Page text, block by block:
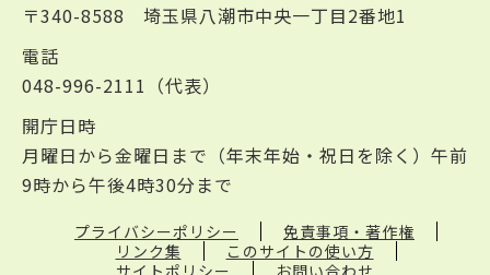
〒340-8588 埼玉県八潮市中央一丁目2番地1
電話
048-996-2111（代表）
開庁日時
月曜日から金曜日まで（年末年始・祝日を除く）午前
9時から午後4時30分まで
プライバシーポリシー
免責事項・著作権
リンク集
このサイトの使い方
サイトポリシー
お問い合わせ